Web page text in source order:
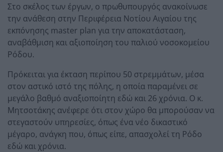
Στο σκέλος των έργων, ο πρωθυπουργός ανακοίνωσε
την ανάθεση στην Περιφέρεια Νοτίου Αιγαίου της
εκπόνησης master plan για την αποκατάσταση,
αναβάθμιση και αξιοποίηση του παλιού νοσοκομείου
Ρόδου.
Πρόκειται για έκταση περίπου 50 στρεμμάτων, μέσα
στον αστικό ιστό της πόλης, η οποία παραμένει σε
μεγάλο βαθμό αναξιοποίητη εδώ και 26 χρόνια. Ο κ.
Μητσοτάκης ανέφερε ότι στον χώρο θα μπορούσαν να
στεγαστούν υπηρεσίες, όπως ένα νέο δικαστικό
μέγαρο, ανάγκη που, όπως είπε, απασχολεί τη Ρόδο
εδώ και χρόνια.